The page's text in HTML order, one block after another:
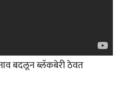
बदलून ब्लॅकबेरी ठेवत